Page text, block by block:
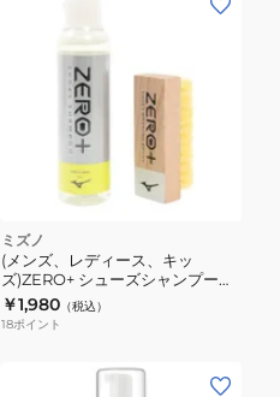
ミズノ
(メンズ、レディース、キッ
ズ)ZERO+ シューズシャンプーキ
ット P1GZ010100
￥1,980 （税込）
18ポイント